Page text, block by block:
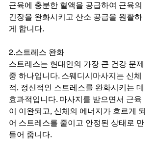
근육에 충분한 혈액을 공급하여 근육의
긴장을 완화시키고 산소 공급을 원활하
게 합니다.
2.스트레스 완화
스트레스는 현대인의 가장 큰 건강 문제
중 하나입니다. 스웨디시마사지는 신체
적, 정신적인 스트레스를 완화시키는 데
효과적입니다. 마사지를 받으면서 근육
이 이완되고, 신체의 에너지가 흐르게 되
어 스트레스를 줄이고 안정된 상태로 만
들어 줍니다.